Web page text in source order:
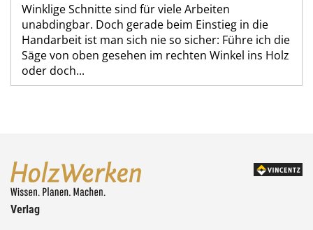
Winklige Schnitte sind für viele Arbeiten
unabdingbar. Doch gerade beim Einstieg in die
Handarbeit ist man sich nie so sicher: Führe ich die
Säge von oben gesehen im rechten Winkel ins Holz
oder doch...
Verlag